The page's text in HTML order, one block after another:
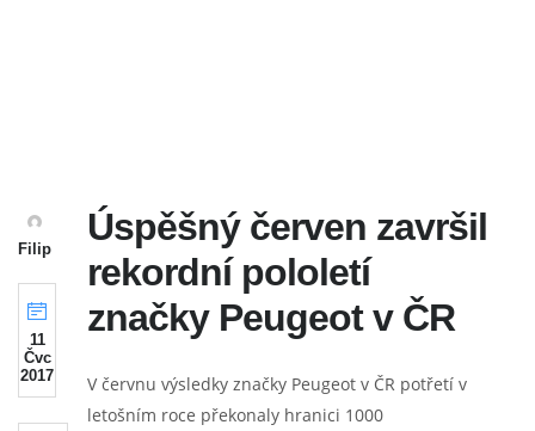
Filip
11
Čvc
2017
Úspěšný červen završil
rekordní pololetí
značky Peugeot v ČR
V červnu výsledky značky Peugeot v ČR potřetí v
letošním roce překonaly hranici 1000